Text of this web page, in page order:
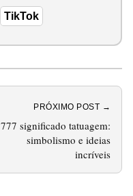
TikTok
PRÓXIMO POST →
777 significado tatuagem:
simbolismo e ideias
incríveis